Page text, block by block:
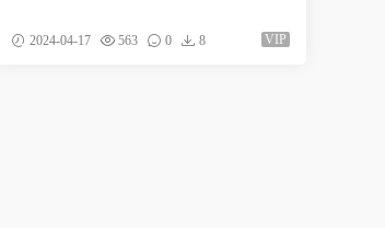
2024-04-17 563 0 8 VIP